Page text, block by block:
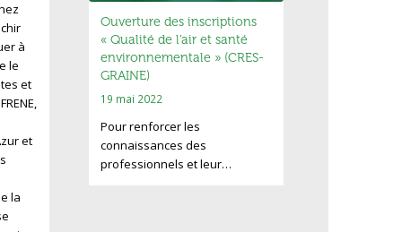
à
le
et
et
la
Ouverture des inscriptions
« Qualité de l’air et santé
environnementale » (CRES-
GRAINE)
19 mai 2022
Pour renforcer les
connaissances des
professionnels et leur…